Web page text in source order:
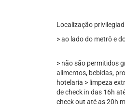
Localização
> ao lado do metrô e
> não são permitidos
alimentos, bebidas,
hotelaria > limpeza
de check in das 16h
check out até as 20h